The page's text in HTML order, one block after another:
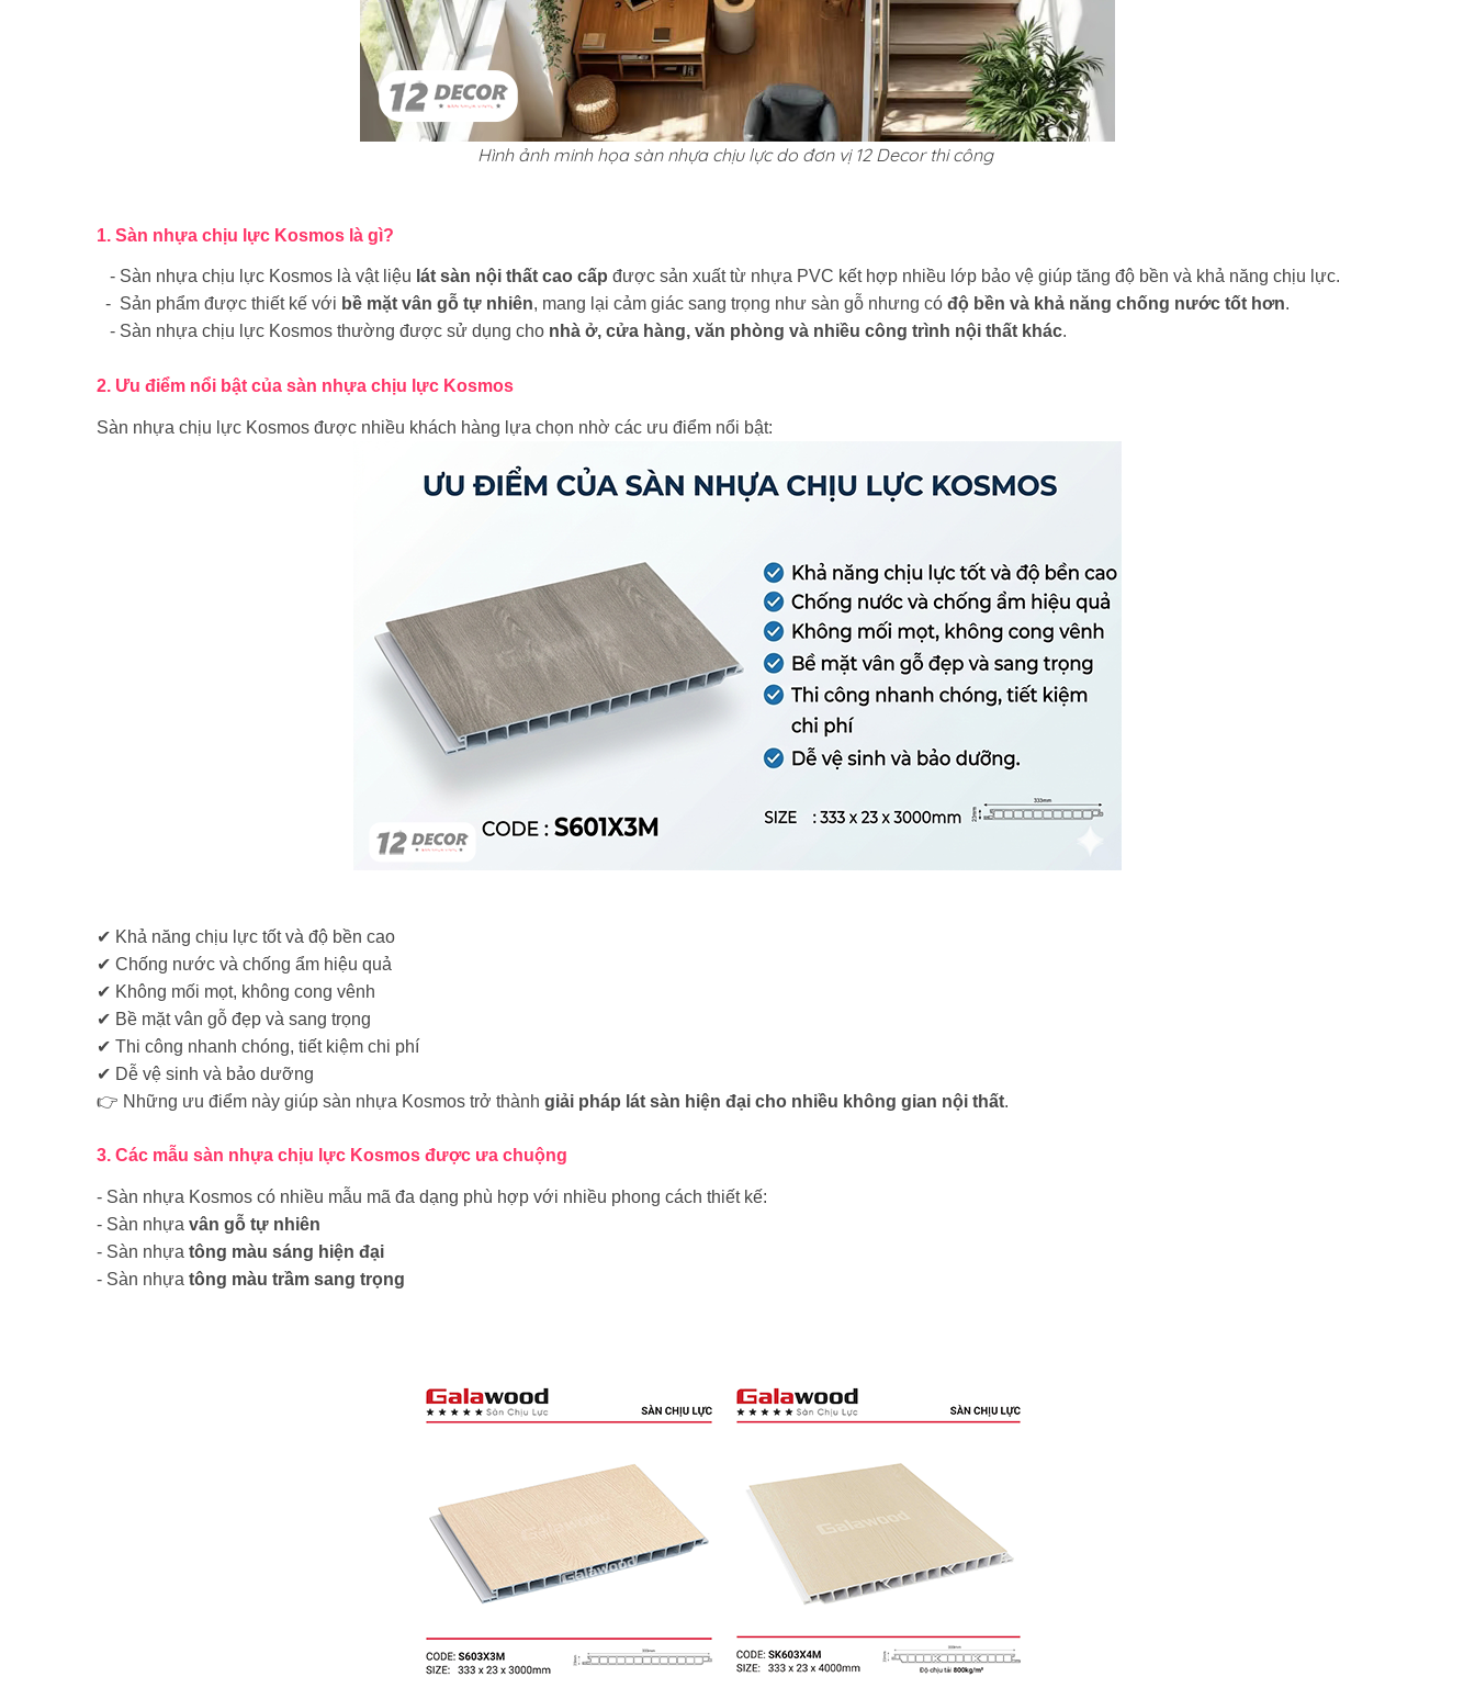
Hình ảnh minh họa sàn nhựa chịu lực do đơn vị 12 Decor thi công
1. Sàn nhựa chịu lực Kosmos là gì?
- Sàn nhựa chịu lực Kosmos là vật liệu lát sàn nội thất cao cấp được sản xuất từ nhựa PVC kết hợp nhiều lớp bảo vệ giúp tăng độ bền và khả năng chịu lực.
- Sản phẩm được thiết kế với bề mặt vân gỗ tự nhiên, mang lại cảm giác sang trọng như sàn gỗ nhưng có độ bền và khả năng chống nước tốt hơn.
- Sàn nhựa chịu lực Kosmos thường được sử dụng cho nhà ở, cửa hàng, văn phòng và nhiều công trình nội thất khác.
2. Ưu điểm nổi bật của sàn nhựa chịu lực Kosmos
Sàn nhựa chịu lực Kosmos được nhiều khách hàng lựa chọn nhờ các ưu điểm nổi bật:
✔ Khả năng chịu lực tốt và độ bền cao
✔ Chống nước và chống ẩm hiệu quả
✔ Không mối mọt, không cong vênh
✔ Bề mặt vân gỗ đẹp và sang trọng
✔ Thi công nhanh chóng, tiết kiệm chi phí
✔ Dễ vệ sinh và bảo dưỡng
👉 Những ưu điểm này giúp sàn nhựa Kosmos trở thành giải pháp lát sàn hiện đại cho nhiều không gian nội thất.
3. Các mẫu sàn nhựa chịu lực Kosmos được ưa chuộng
- Sàn nhựa Kosmos có nhiều mẫu mã đa dạng phù hợp với nhiều phong cách thiết kế:
- Sàn nhựa vân gỗ tự nhiên
- Sàn nhựa tông màu sáng hiện đại
- Sàn nhựa tông màu trầm sang trọng